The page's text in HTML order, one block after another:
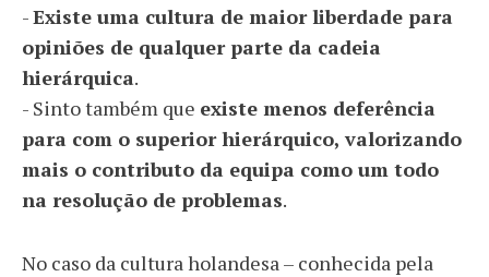
-Existe uma cultura de maior liberdade para
opiniões de qualquer parte da cadeia
hierárquica.
- Sinto também que existe menos deferência
para com o superior hierárquico, valorizando
mais o contributo da equipa como um todo
na resolução de problemas.
No caso da cultura holandesa – conhecida pela